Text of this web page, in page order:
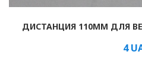
ДИСТАНЦИЯ 110ММ ДЛЯ
4